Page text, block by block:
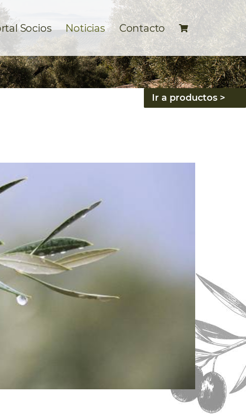
Socios Noticias Contacto
Ir a productos >